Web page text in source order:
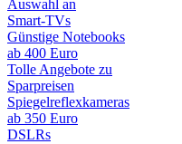
Auswahl an
Smart-TVs
Günstige Notebooks
ab 400 Euro
Tolle Angebote zu
Sparpreisen
Spiegelreflexkameras
ab 350 Euro
DSLRs